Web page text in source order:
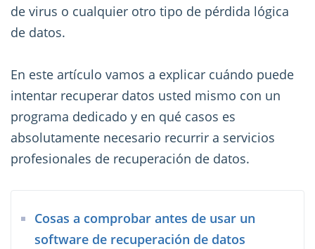
de virus o cualquier otro tipo de pérdida lógica
de datos.
En este artículo vamos a explicar cuándo puede
intentar recuperar datos usted mismo con un
programa dedicado y en qué casos es
absolutamente necesario recurrir a servicios
profesionales de recuperación de datos.
Cosas a comprobar antes de usar un
software de recuperación de datos